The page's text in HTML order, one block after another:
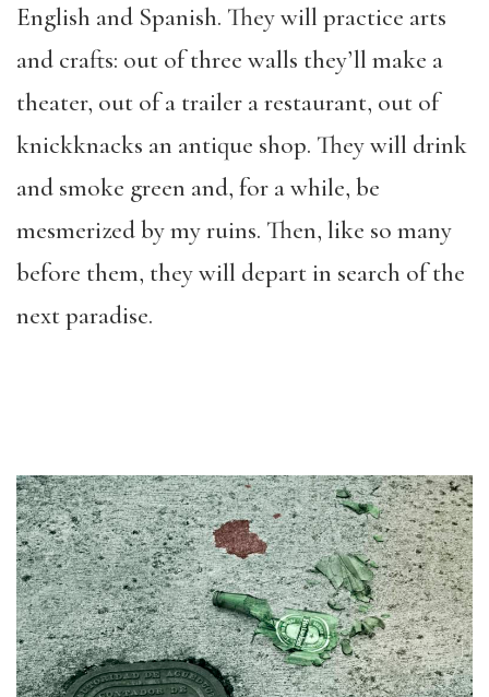
English and Spanish. They will practice arts
and crafts: out of three walls they’ll make a
theater, out of a trailer a restaurant, out of
knickknacks an antique shop. They will drink
and smoke green and, for a while, be
mesmerized by my ruins. Then, like so many
before them, they will depart in search of the
next paradise.